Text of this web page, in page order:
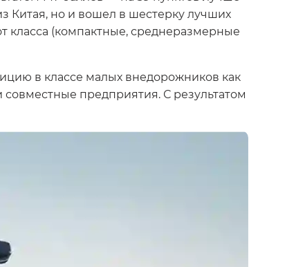
Китая, но и вошел в шестерку лучших
класса (компактные, среднеразмерные
в классе малых внедорожников как
предприятия. С результатом